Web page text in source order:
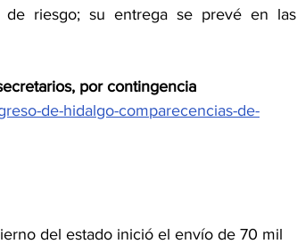
de riesgo; su entrega se prevé en las
por contingencia
de-hidalgo-comparecencias-de-
del estado inició el envío de 70 mil